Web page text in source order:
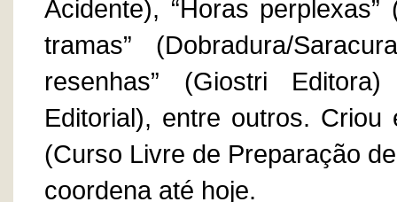
Acidente), “Horas
tramas” (Dobradura/
resenhas” (Giostri
Editorial), entre outros.
(Curso Livre de Preparação
coordena até hoje.